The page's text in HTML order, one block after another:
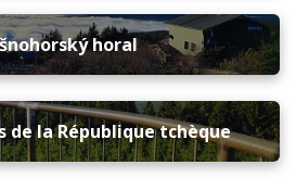
horal
de la République tchèque